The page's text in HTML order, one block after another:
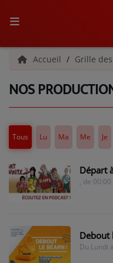
ACCUEIL
RADIO
L'ÉQUIPE
GRILLE DES PROGRAMMES
C'ÉTAIT QUOI CE TITRE ?
MÉDIAS
PODCASTS - SAISON 2026/
Accueil Grille
NOS
Tous Lu Ma Me Je
Départ
, de
Debout
Du Lundi